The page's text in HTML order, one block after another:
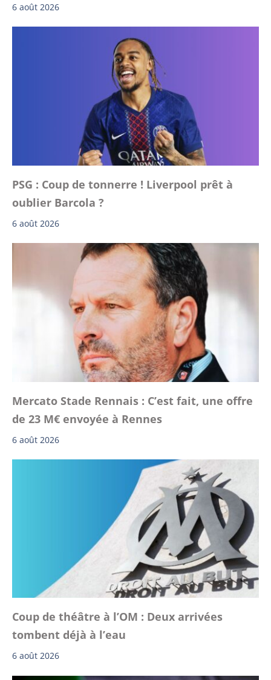
6 août 2026
PSG : Coup de tonnerre ! Liverpool prêt à
oublier Barcola ?
6 août 2026
Mercato Stade Rennais : C’est fait, une offre
de 23 M€ envoyée à Rennes
6 août 2026
Coup de théâtre à l’OM : Deux arrivées
tombent déjà à l’eau
6 août 2026